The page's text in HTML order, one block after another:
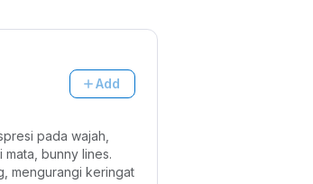
Add
pada wajah,
bunny lines.
mengurangi keringat